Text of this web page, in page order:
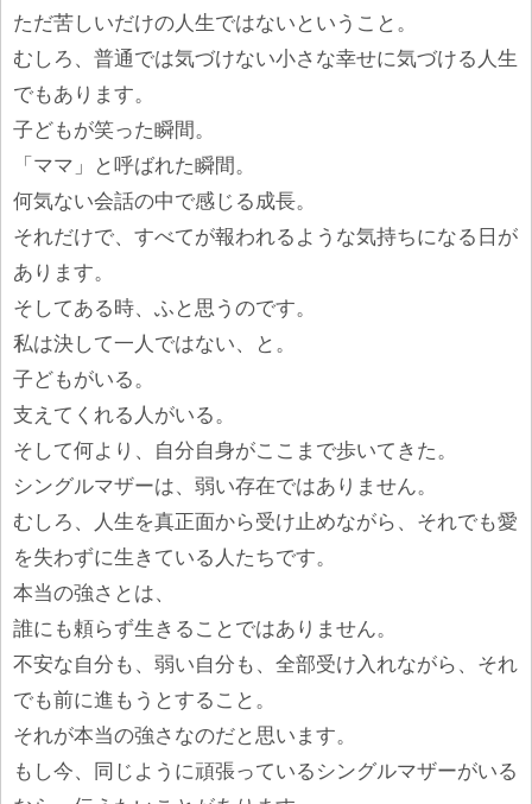
ただ苦しいだけの人生ではないということ。
むしろ、普通では気づけない小さな幸せに気づける人生
でもあります。
子どもが笑った瞬間。
「ママ」と呼ばれた瞬間。
何気ない会話の中で感じる成長。
それだけで、すべてが報われるような気持ちになる日が
あります。
そしてある時、ふと思うのです。
私は決して一人ではない、と。
子どもがいる。
支えてくれる人がいる。
そして何より、自分自身がここまで歩いてきた。
シングルマザーは、弱い存在ではありません。
むしろ、人生を真正面から受け止めながら、それでも愛
を失わずに生きている人たちです。
本当の強さとは、
誰にも頼らず生きることではありません。
不安な自分も、弱い自分も、全部受け入れながら、それ
でも前に進もうとすること。
それが本当の強さなのだと思います。
もし今、同じように頑張っているシングルマザーがいる